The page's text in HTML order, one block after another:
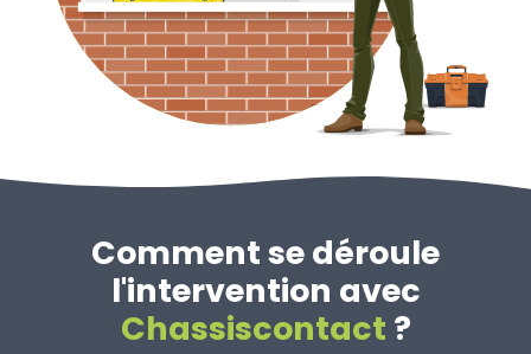
Comment se déroule
l'intervention avec
Chassiscontact ?